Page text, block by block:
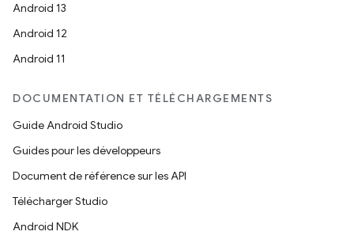
Android 13
Android 12
Android 11
DOCUMENTATION ET TÉLÉCHARGEMENTS
Guide Android Studio
Guides pour les développeurs
Document de référence sur les API
Télécharger Studio
Android NDK